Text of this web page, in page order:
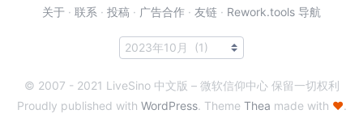
关于 · 联系 · 投稿 · 广告合作 · 友链 · Rework.tools 导航
© 2007 - 2021 LiveSino 中文版 – 微软信仰中心 保留一切权利
Proudly published with WordPress. Theme Thea made with ♥.